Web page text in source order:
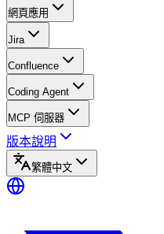
網頁應用
Jira
Confluence
Coding Agent
MCP 伺服器
版本說明
繁體中文